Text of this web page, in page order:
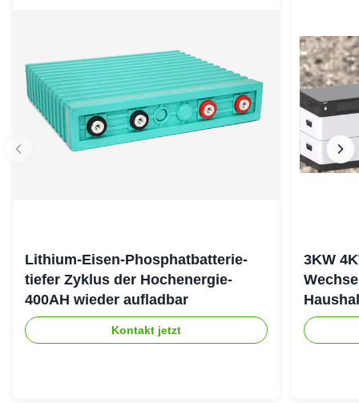
Lithium-Eisen-Phosphatbatterie-
tiefer Zyklus der Hochenergie-
400AH wieder aufladbar
Kontakt jetzt
3KW